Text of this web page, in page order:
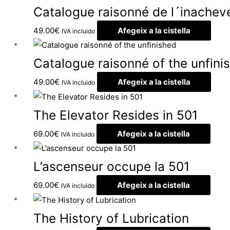
Catalogue raisonné de
49.00€ IVA incluido Afegeix a la cistella
Catalogue raisonné of the
49.00€ IVA incluido Afegeix a la cistella
The Elevator Resides in 501
69.00€ IVA incluido Afegeix a la cistella
L’ascenseur occupe la 501
69.00€ IVA incluido Afegeix a la cistella
The History of Lubrication